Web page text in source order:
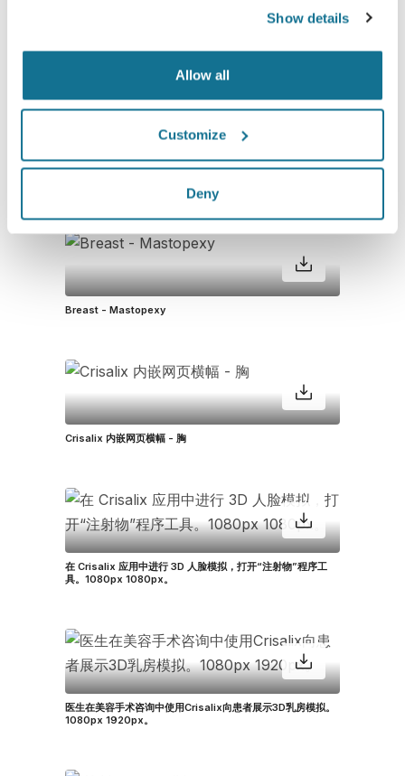
Show details
Allow all
Customize
Deny
具。1080px 1080px。
Breast - Mastopexy
Crisalix 内嵌网页横幅 - 胸
在 Crisalix 应用中进行 3D 人脸模拟，打开“注射物”程序工
具。1080px 1080px。
医生在美容手术咨询中使用Crisalix向患者展示3D乳房模拟。
1080px 1920px。